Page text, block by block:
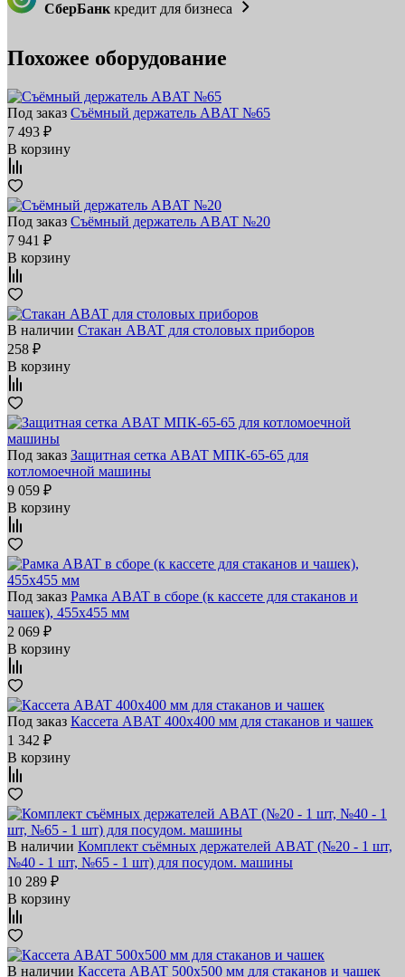
СберБанк кредит для бизнеса
Похожее оборудование
Под заказ Съёмный держатель ABAT №65
7 493 ₽
В корзину
Под заказ Съёмный держатель ABAT №20
7 941 ₽
В корзину
В наличии Стакан ABAT для столовых приборов
258 ₽
В корзину
Под заказ Защитная сетка ABAT МПК‑65‑65 для
котломоечной машины
9 059 ₽
В корзину
Под заказ Рамка ABAT в сборе (к кассете для стаканов и
чашек), 455х455 мм
2 069 ₽
В корзину
Под заказ Кассета ABAT 400х400 мм для стаканов и чашек
1 342 ₽
В корзину
В наличии Комплект съёмных держателей ABAT (№20 - 1 шт,
№40 - 1 шт, №65 - 1 шт) для посудом. машины
10 289 ₽
В корзину
В наличии Кассета ABAT 500х500 мм для стаканов и чашек